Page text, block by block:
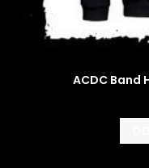
ACDC Band